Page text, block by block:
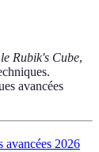
Rubik's Cube,
avancées
avancées 2026